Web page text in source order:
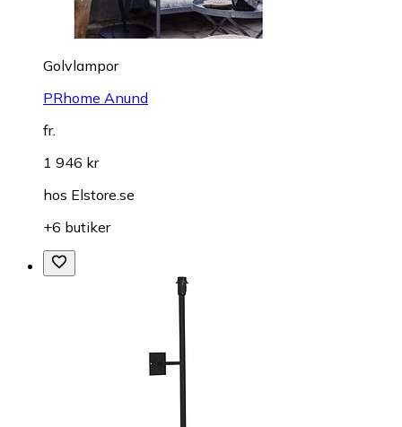
Golvlampor
PRhome Anund
fr.
1 946 kr
hos Elstore.se
+6 butiker